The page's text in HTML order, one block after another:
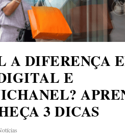
A DIFERENÇA
E
3 DICAS